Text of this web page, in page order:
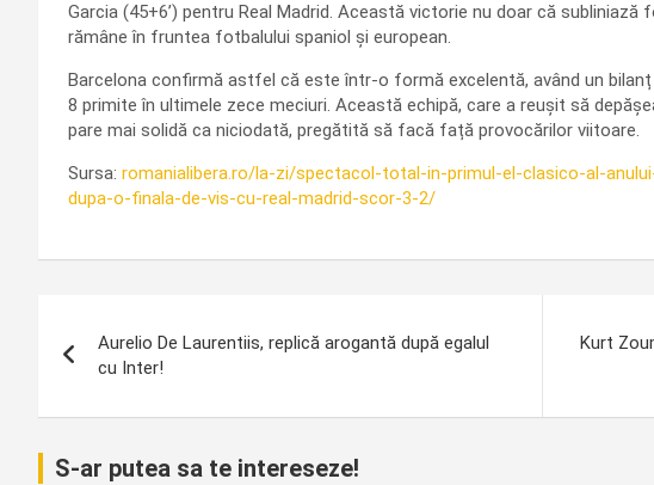
Garcia (45+6’) pentru Real Madrid. Această victorie nu doar că
rămâne în fruntea fotbalului spaniol și european.
Barcelona confirmă astfel că este într-o formă excelentă, având un
8 primite în ultimele zece meciuri. Această echipă, care a reușit să
pare mai solidă ca niciodată, pregătită să facă față provocărilor viitoare.
Sursa: romanialibera.ro/la-zi/spectacol-total-in-primul-el-clasico-al-
dupa-o-finala-de-vis-cu-real-madrid-scor-3-2/
în
articole
Aurelio De Laurentiis, replică arogantă după egalul
cu Inter!
Kurt
S-ar putea sa te intereseze!